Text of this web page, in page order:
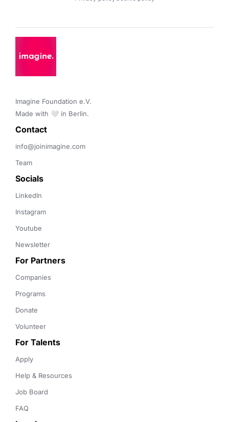
Imagine Foundation e.V.
Made with 🤍 in Berlin.
Contact
info@joinimagine.com
Team
Socials
LinkedIn
Instagram
Youtube
Newsletter
For Partners
Companies
Programs
Donate
Volunteer
For Talents
Apply
Help & Resources
Job Board
FAQ